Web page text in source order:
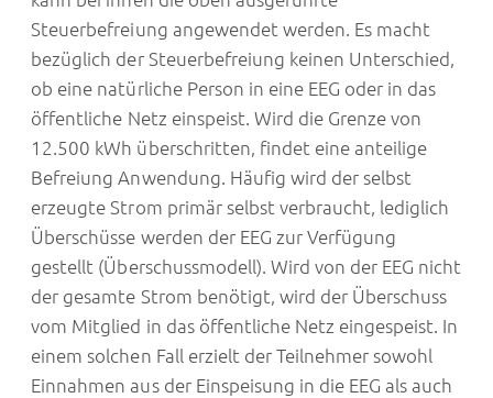
Steuerbefreiung angewendet werden. Es macht
bezüglich der Steuerbefreiung keinen Unterschied,
ob eine natürliche Person in eine EEG oder in das
öffentliche Netz einspeist. Wird die Grenze von
12.500 kWh überschritten, findet eine anteilige
Befreiung Anwendung. Häufig wird der selbst
erzeugte Strom primär selbst verbraucht, lediglich
Überschüsse werden der EEG zur Verfügung
gestellt (Überschussmodell). Wird von der EEG nicht
der gesamte Strom benötigt, wird der Überschuss
vom Mitglied in das öffentliche Netz eingespeist. In
einem solchen Fall erzielt der Teilnehmer sowohl
Einnahmen aus der Einspeisung in die EEG als auch